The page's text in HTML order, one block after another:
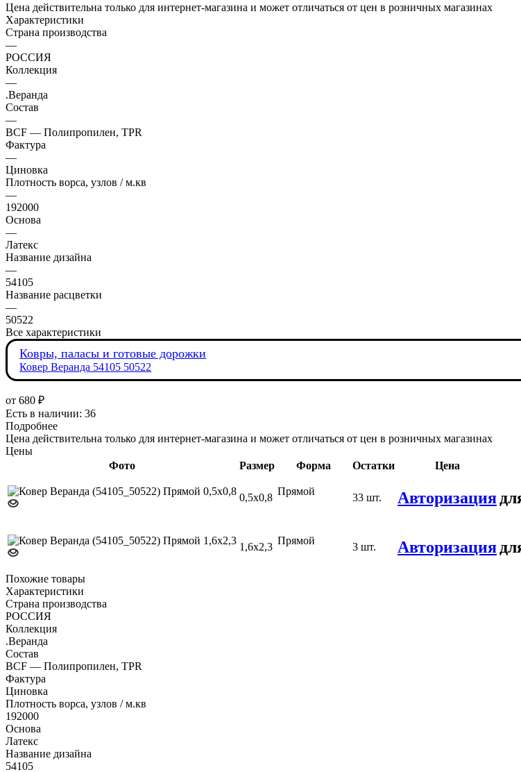
Цена действительна только для интернет-магазина и может отличаться от цен в розничных магазинах
Характеристики
Страна производства
—
РОССИЯ
Коллекция
—
.Веранда
Состав
—
BCF — Полипропилен, TPR
Фактура
—
Циновка
Плотность ворса, узлов / м.кв
—
192000
Основа
—
Латекс
Название дизайна
—
54105
Название расцветки
—
50522
Все характеристики
Ковры, паласы и готовые дорожки
Ковер Веранда 54105 50522
от 680 ₽
Есть в наличии: 36
Подробнее
Цена действительна только для интернет-магазина и может отличаться от цен в розничных магазинах
Цены
Фото
Размер Форма Остатки Цена
0,5х0,8
Прямой
33 шт. Авторизация
1,6х2,3
Прямой
3 шт. Авторизация
Похожие товары
Характеристики
Страна производства
РОССИЯ
Коллекция
.Веранда
Состав
BCF — Полипропилен, TPR
Фактура
Циновка
Плотность ворса, узлов / м.кв
192000
Основа
Латекс
Название дизайна
54105